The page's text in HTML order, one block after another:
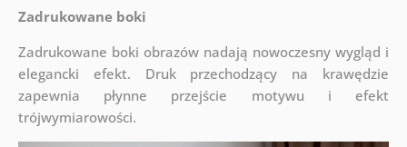
Zadrukowane boki
Zadrukowane boki obrazów nadają nowoczesny wygląd i
elegancki efekt. Druk przechodzący na krawędzie
zapewnia płynne przejście motywu i efekt
trójwymiarowości.